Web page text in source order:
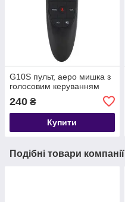
G10S пульт, аеро мишка з
голосовим керуванням
240 ₴
Купити
Подібні товари компанії